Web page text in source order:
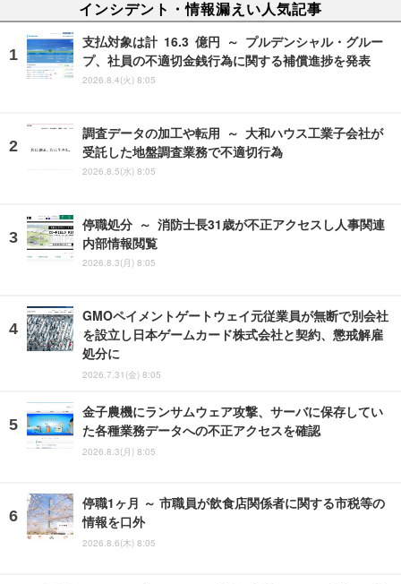
インシデント・情報漏えい人気記事
支払対象は計 16.3 億円 ～ プルデンシャル・グルー
プ、社員の不適切金銭行為に関する補償進捗を発表
2026.8.4(火) 8:05
調査データの加工や転用 ～ 大和ハウス工業子会社が
受託した地盤調査業務で不適切行為
2026.8.5(水) 8:05
停職処分 ～ 消防士長31歳が不正アクセスし人事関連
内部情報閲覧
2026.8.3(月) 8:05
GMOペイメントゲートウェイ元従業員が無断で別会社
を設立し日本ゲームカード株式会社と契約、懲戒解雇
処分に
2026.7.31(金) 8:05
金子農機にランサムウェア攻撃、サーバに保存してい
た各種業務データへの不正アクセスを確認
2026.8.3(月) 8:05
停職1ヶ月 ～ 市職員が飲食店関係者に関する市税等の
情報を口外
2026.8.6(木) 8:05